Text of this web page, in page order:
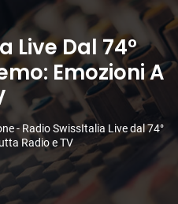
Live Dal 74°
Emozioni A
- Radio SwissItalia Live dal 74°
Radio e TV